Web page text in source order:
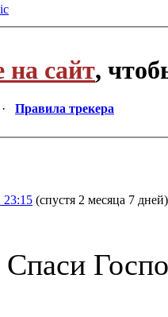
на сайт,
· Правила трекера
23:15 (спустя 2 месяца 7 дней)
Спаси